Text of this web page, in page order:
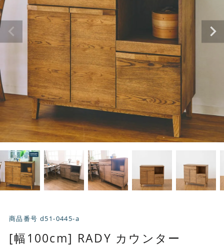
商品番号 d51-0445-a
[幅100cm] RADY カウンター